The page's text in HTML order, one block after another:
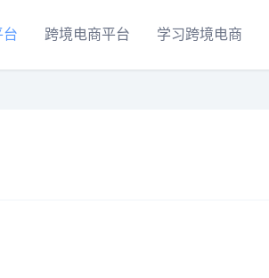
台 跨境电商平台 学习跨境电商